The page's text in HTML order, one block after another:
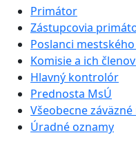
Primátor
Zástupcovia
Poslanci
Komisie a ich
Hlavný kontrolór
Prednosta MsÚ
Všeobecne
Úradné oznamy